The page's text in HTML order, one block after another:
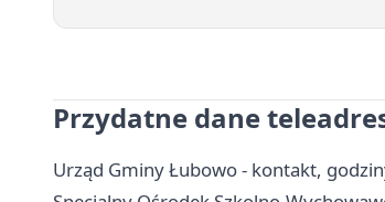
Przydatne dane
Urząd Gminy Łubowo - kontakt,